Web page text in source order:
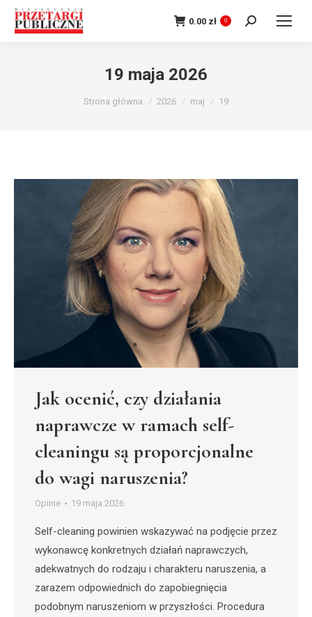
0.00 zł 0 Szukaj:
19 maja 2026
Strona główna 2026 maj 19
Jak ocenić, czy działania
naprawcze w ramach self-
cleaningu są proporcjonalne
do wagi naruszenia?
Opinie 19 maja 2026
Self-cleaning powinien wskazywać na podjęcie przez
wykonawcę konkretnych działań naprawczych,
adekwatnych do rodzaju i charakteru naruszenia, a
zarazem odpowiednich do zapobiegnięcia
podobnym naruszeniom w przyszłości. Procedura